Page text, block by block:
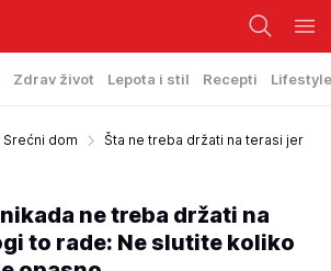
Zdrav život Lepota i stil Recepti Lifestyle
Srećni dom
Šta ne treba držati na terasi jer
ne treba držati na
to rade: Ne slutite koliko